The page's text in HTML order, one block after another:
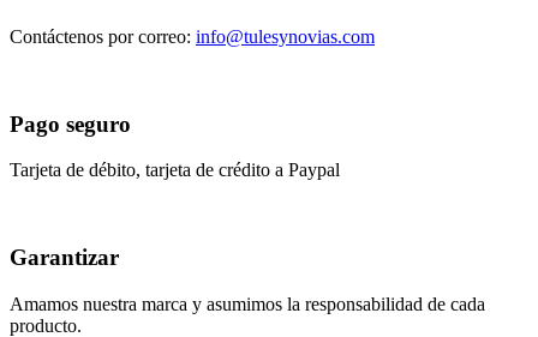
Contáctenos por correo: info@tulesynovias.com
Pago seguro
Tarjeta de débito, tarjeta de crédito a Paypal
Garantizar
Amamos nuestra marca y asumimos la responsabilidad de cada
producto.